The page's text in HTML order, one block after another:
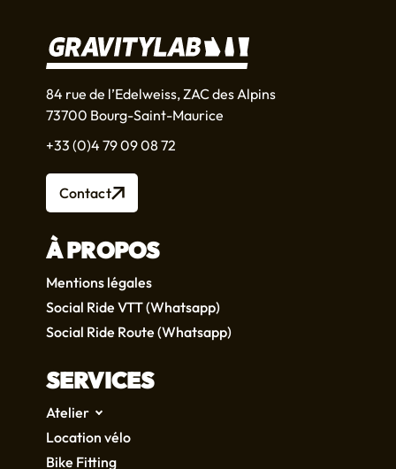
84 rue de l’Edelweiss, ZAC des Alpins
73700 Bourg-Saint-Maurice
+33 (0)4 79 09 08 72
Contact
À PROPOS
Mentions légales
Social Ride VTT (Whatsapp)
Social Ride Route (Whatsapp)
SERVICES
Atelier
Location vélo
Bike Fitting